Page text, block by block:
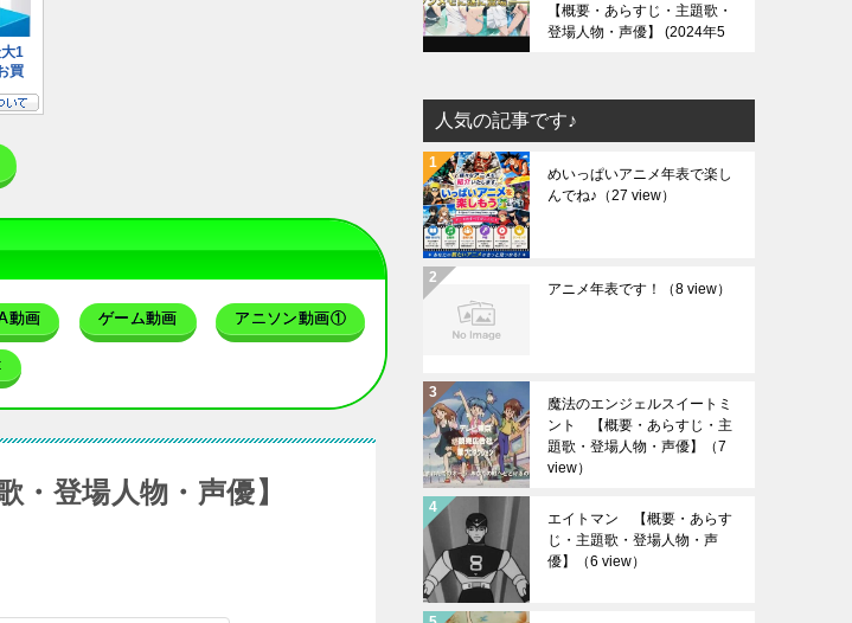
動画 ゲーム動画 アニソン動画①
登場人物・声優】
【概要・あらすじ・主題歌・
登場人物・声優】
2024年5
人気の記事です♪
めいっぱいアニメ年表で楽し
んでね♪ （27 view）
アニメ年表です！ （8 view）
魔法のエンジェルスイートミ
ント 【概要・あらすじ・主
題歌・登場人物・声優】
（7
view）
エイトマン 【概要・あらす
じ・主題歌・登場人物・声
優】
（6 view）